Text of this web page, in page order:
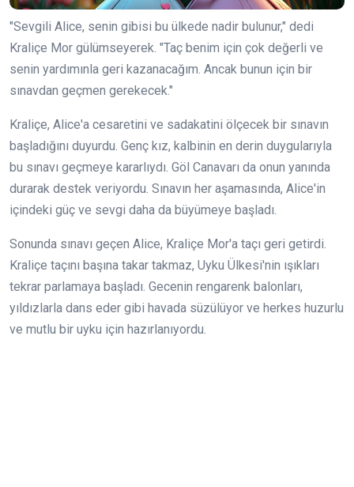
"Sevgili Alice, senin gibisi bu ülkede nadir bulunur," dedi
Kraliçe Mor gülümseyerek. "Taç benim için çok değerli ve
senin yardımınla geri kazanacağım. Ancak bunun için bir
sınavdan geçmen gerekecek."
Kraliçe, Alice'a cesaretini ve sadakatini ölçecek bir sınavın
başladığını duyurdu. Genç kız, kalbinin en derin duygularıyla
bu sınavı geçmeye kararlıydı. Göl Canavarı da onun yanında
durarak destek veriyordu. Sınavın her aşamasında, Alice'in
içindeki güç ve sevgi daha da büyümeye başladı.
Sonunda sınavı geçen Alice, Kraliçe Mor'a taçı geri getirdi.
Kraliçe taçını başına takar takmaz, Uyku Ülkesi'nin ışıkları
tekrar parlamaya başladı. Gecenin rengarenk balonları,
yıldızlarla dans eder gibi havada süzülüyor ve herkes huzurlu
ve mutlu bir uyku için hazırlanıyordu.